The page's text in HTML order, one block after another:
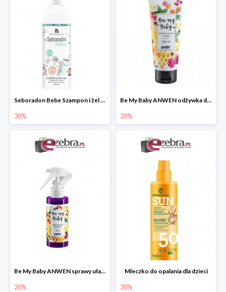
Seboradon Bebe Szampon i żel do mycia 2w1
30%
Be My Baby ANWEN odżywka do włosów dla dzieci
20%
Be My Baby ANWEN sprawy ułatwiający rozczesywanie
20%
Mleczko do opalania dla dzieci
30%